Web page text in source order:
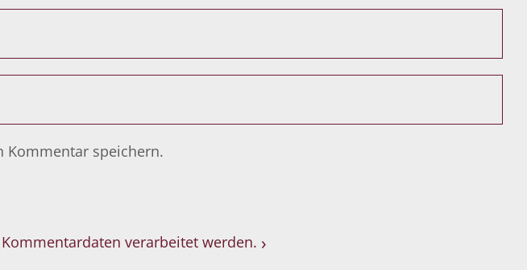
Kommentar speichern.
verarbeitet werden.